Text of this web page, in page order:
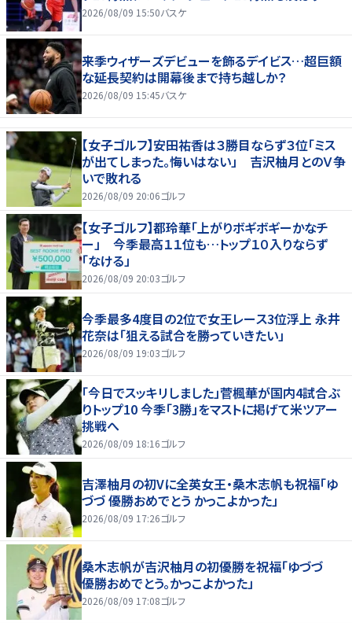
2026/08/09 15:50バスケ
来季ウィザーズデビューを飾るデイビス…超巨額
な延長契約は開幕後まで持ち越しか？
2026/08/09 15:45バスケ
【女子ゴルフ】安田祐香は３勝目ならず３位「ミス
が出てしまった。悔いはない」 吉沢柚月とのＶ争
いで敗れる
2026/08/09 20:06ゴルフ
【女子ゴルフ】都玲華「上がりボギボギーかなチ
ー」 今季最高１１位も…トップ１０入りならず
「なける」
2026/08/09 20:03ゴルフ
今季最多4度目の2位で女王レース3位浮上 永井
花奈は「狙える試合を勝っていきたい」
2026/08/09 19:03ゴルフ
「今日でスッキリしました」菅楓華が国内4試合ぶ
りトップ10 今季「3勝」をマストに掲げて米ツアー
挑戦へ
2026/08/09 18:16ゴルフ
吉澤柚月の初Vに全英女王・桑木志帆も祝福「ゆ
づづ 優勝おめでとう かっこよかった」
2026/08/09 17:26ゴルフ
桑木志帆が吉沢柚月の初優勝を祝福「ゆづづ
優勝おめでとう。かっこよかった」
2026/08/09 17:08ゴルフ